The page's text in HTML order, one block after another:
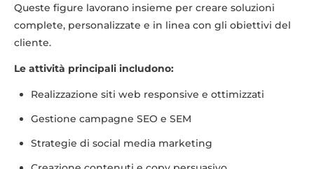
Queste figure lavorano insieme per creare soluzioni
complete, personalizzate e in linea con gli obiettivi del
cliente.
Le attività principali includono:
Realizzazione siti web responsive e ottimizzati
Gestione campagne SEO e SEM
Strategie di social media marketing